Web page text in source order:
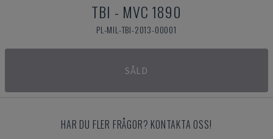
TBI - MVC 1890
PL-MIL-TBI-2013-00001
SÅLD
HAR DU FLER FRÅGOR? KONTAKTA OSS!